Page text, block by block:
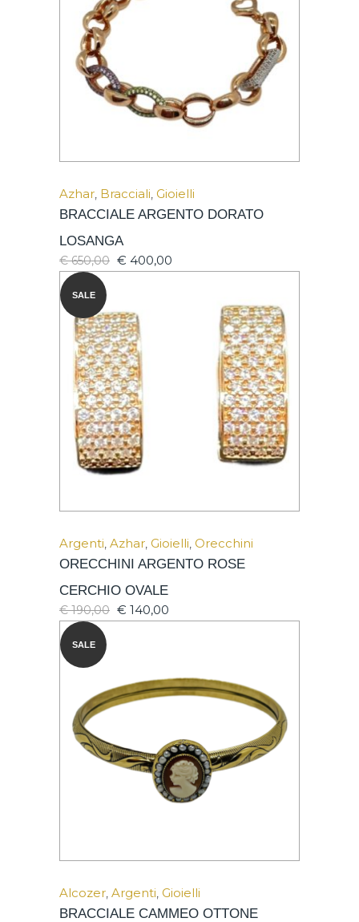
Azhar, Bracciali, Gioielli
BRACCIALE ARGENTO DORATO
LOSANGA
€650,00 € 400,00
SALE
Argenti, Azhar, Gioielli, Orecchini
ORECCHINI ARGENTO ROSE
CERCHIO OVALE
€190,00 € 140,00
SALE
Alcozer, Argenti, Gioielli
BRACCIALE CAMMEO OTTONE